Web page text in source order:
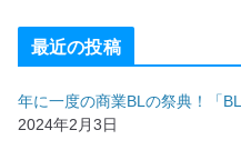
最近の投稿
年に一度の商業BLの祭典！「
2024年2月3日